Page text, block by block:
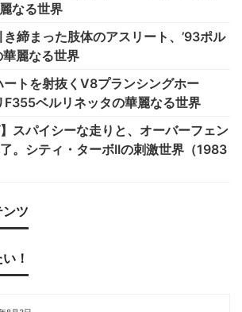
なる世界
き締まった肢体のアスリート、’93ポル
麗なる世界
ートを射抜くV8プランシングホー
F355ベルリネッタの華麗なる世界
】スパイシーな走りと、オーバーフェン
。シティ・ターボIIの刺激世界（1983
ツ
！